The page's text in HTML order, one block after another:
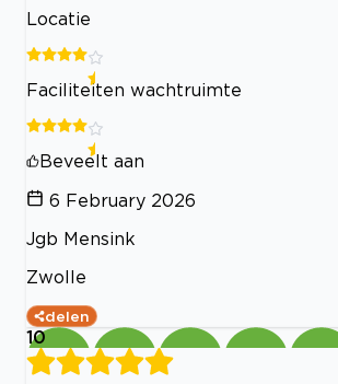
Locatie
Faciliteiten wachtruimte
Beveelt aan
6 February 2026
Jgb Mensink
Zwolle
delen
10